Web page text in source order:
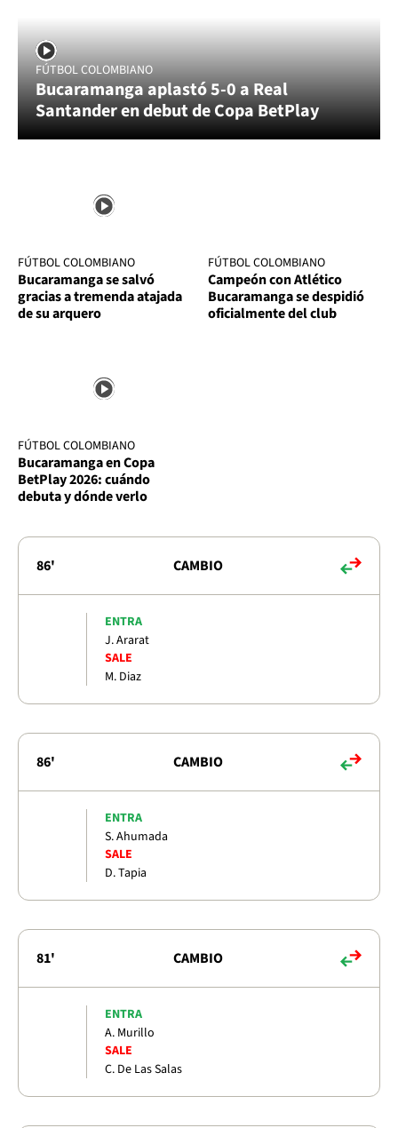
FÚTBOL COLOMBIANO
Bucaramanga aplastó 5-0 a Real
Santander en debut de Copa BetPlay
FÚTBOL COLOMBIANO
Bucaramanga se salvó
gracias a tremenda atajada
de su arquero
FÚTBOL COLOMBIANO
Campeón con Atlético
Bucaramanga se despidió
oficialmente del club
FÚTBOL COLOMBIANO
Bucaramanga en Copa
BetPlay 2026: cuándo
debuta y dónde verlo
86' CAMBIO
ENTRA
J. Ararat
SALE
M. Diaz
86' CAMBIO
ENTRA
S. Ahumada
SALE
D. Tapia
81' CAMBIO
ENTRA
A. Murillo
SALE
C. De Las Salas